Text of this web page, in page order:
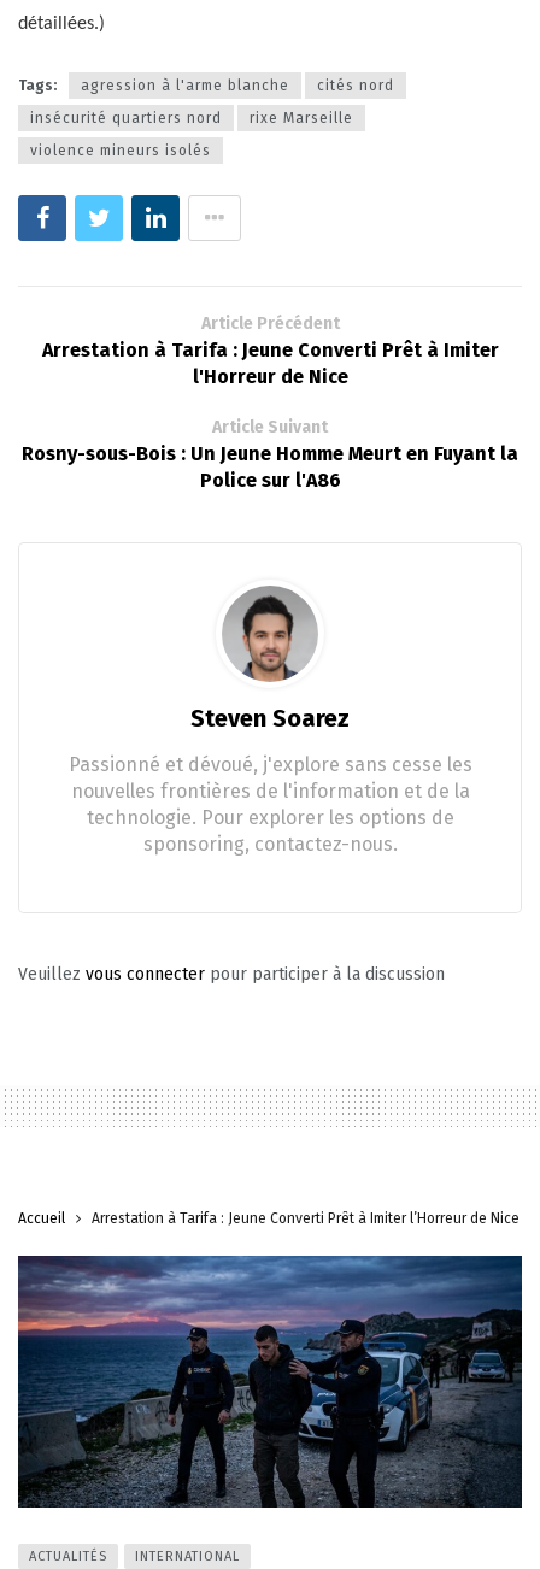
détaillées.)
Tags: agression à l'arme blanche
cités nord
insécurité quartiers nord
rixe Marseille
violence mineurs isolés
Article Précédent
Arrestation à Tarifa : Jeune Converti Prêt à Imiter
l'Horreur de Nice
Article Suivant
Rosny-sous-Bois : Un Jeune Homme Meurt en Fuyant la
Police sur l'A86
Steven Soarez
Passionné et dévoué, j'explore sans cesse les
nouvelles frontières de l'information et de la
technologie. Pour explorer les options de
sponsoring, contactez-nous.
Veuillez vous connecter pour participer à la discussion
Accueil Arrestation à Tarifa : Jeune Converti Prêt à Imiter l’Horreur de Nice
ACTUALITÉS INTERNATIONAL